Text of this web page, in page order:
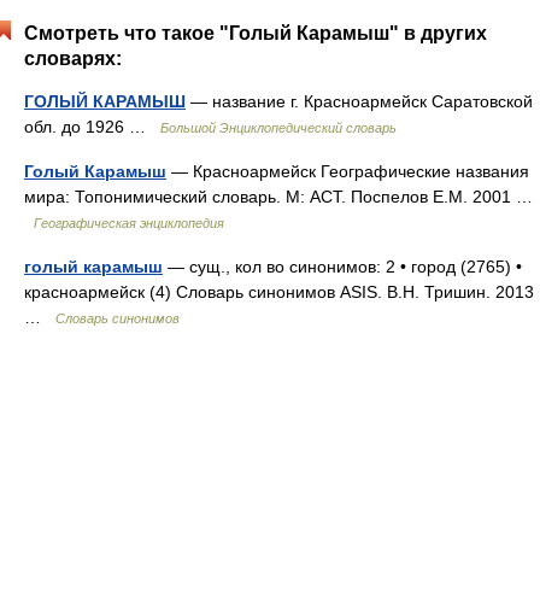
Смотреть что такое "Голый Карамыш" в других
словарях:
ГОЛЫЙ КАРАМЫШ — название г. Красноармейск Саратовской
обл. до 1926 …
Большой Энциклопедический словарь
Голый Карамыш — Красноармейск Географические названия
мира: Топонимический словарь. М: АСТ. Поспелов Е.М. 2001 …
Географическая энциклопедия
голый карамыш — сущ., кол во синонимов: 2 • город (2765) •
красноармейск (4) Словарь синонимов ASIS. В.Н. Тришин. 2013
Словарь синонимов